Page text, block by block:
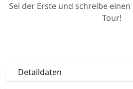
Sei der Erste und schreibe
Tour!
Detaildaten